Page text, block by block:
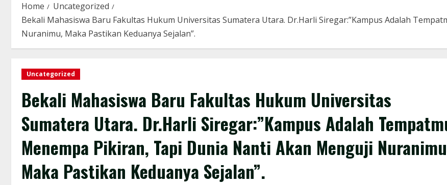
Home
Uncategorized
Bekali Mahasiswa Baru Fakultas Hukum Universitas Sumatera Utara. Dr.Harli Siregar:”Kampus Adalah
Nuranimu, Maka Pastikan Keduanya Sejalan”.
Uncategorized
Bekali Mahasiswa Baru Fakultas Hukum Universitas
Sumatera Utara. Dr.Harli Siregar:”Kampus Adalah
Menempa Pikiran, Tapi Dunia Nanti Akan Menguji
Maka Pastikan Keduanya Sejalan”.